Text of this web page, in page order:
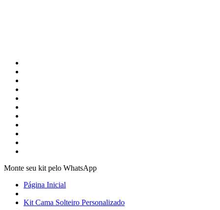
Monte seu kit pelo WhatsApp
Página Inicial
Kit Cama Solteiro Personalizado